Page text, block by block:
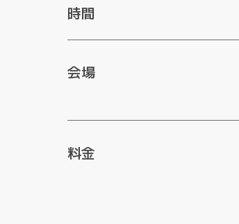
時間
会場
料金